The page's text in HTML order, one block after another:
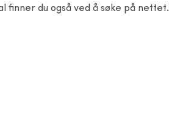
finner du også ved å søke på nettet.